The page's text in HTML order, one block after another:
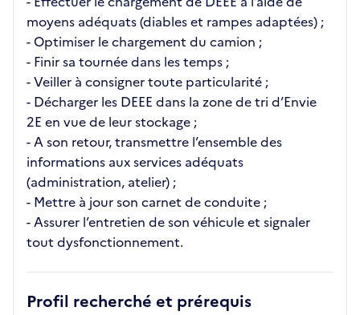
moyens adéquats (diables et rampes adaptées) ;
- Optimiser le chargement du camion ;
- Finir sa tournée dans les temps ;
- Veiller à consigner toute particularité ;
- Décharger les DEEE dans la zone de tri d’Envie
2E en vue de leur stockage ;
- A son retour, transmettre l’ensemble des
informations aux services adéquats
(administration, atelier) ;
- Mettre à jour son carnet de conduite ;
- Assurer l’entretien de son véhicule et signaler
tout dysfonctionnement.
Profil recherché et prérequis